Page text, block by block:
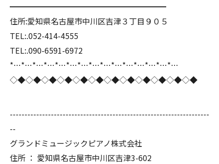
━━━━━━━━━━━━━━━━━━━━
住所:愛知県名古屋市中川区吉津３丁目９０５
TEL:.052-414-4555
TEL:.090-6591-6972
*…*…*…*…*…*…*…*…*…*…*…*…*…*…*…
◇◆◇◆◇◆◇◆◇◆◇◆◇◆◇◆◇◆◇◆◇◆◇◆
--------------------------------------------------------------------
--
グランドミュージックピアノ株式会社
住所 ： 愛知県名古屋市中川区吉津3-602